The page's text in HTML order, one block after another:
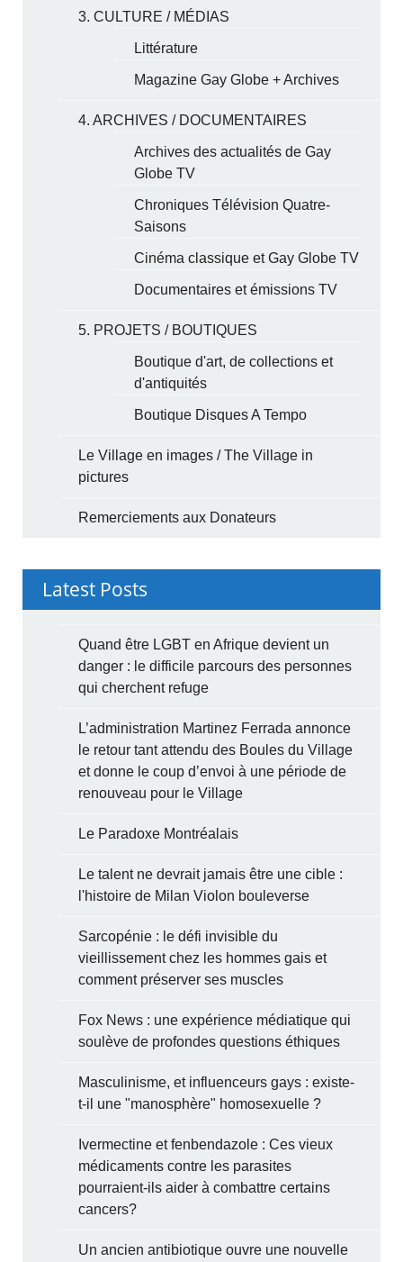
3. CULTURE / MÉDIAS
Littérature
Magazine Gay Globe + Archives
4. ARCHIVES / DOCUMENTAIRES
Archives des actualités de Gay
Globe TV
Chroniques Télévision Quatre-
Saisons
Cinéma classique et Gay Globe TV
Documentaires et émissions TV
5. PROJETS / BOUTIQUES
Boutique d'art, de collections et
d'antiquités
Boutique Disques A Tempo
Le Village en images / The Village in
pictures
Remerciements aux Donateurs
Latest Posts
Quand être LGBT en Afrique devient un
danger : le difficile parcours des personnes
qui cherchent refuge
L’administration Martinez Ferrada annonce
le retour tant attendu des Boules du Village
et donne le coup d’envoi à une période de
renouveau pour le Village
Le Paradoxe Montréalais
Le talent ne devrait jamais être une cible :
l'histoire de Milan Violon bouleverse
Sarcopénie : le défi invisible du
vieillissement chez les hommes gais et
comment préserver ses muscles
Fox News : une expérience médiatique qui
soulève de profondes questions éthiques
Masculinisme, et influenceurs gays : existe-
t-il une "manosphère" homosexuelle ?
Ivermectine et fenbendazole : Ces vieux
médicaments contre les parasites
pourraient-ils aider à combattre certains
cancers?
Un ancien antibiotique ouvre une nouvelle